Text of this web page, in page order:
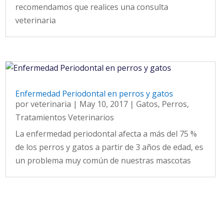
recomendamos que realices una consulta
veterinaria
Enfermedad Periodontal en perros y gatos
porveterinaria | May 10, 2017 |Gatos, Perros,
Tratamientos Veterinarios
La enfermedad periodontal afecta a más del 75 %
de los perros y gatos a partir de 3 años de edad, es
un problema muy común de nuestras mascotas